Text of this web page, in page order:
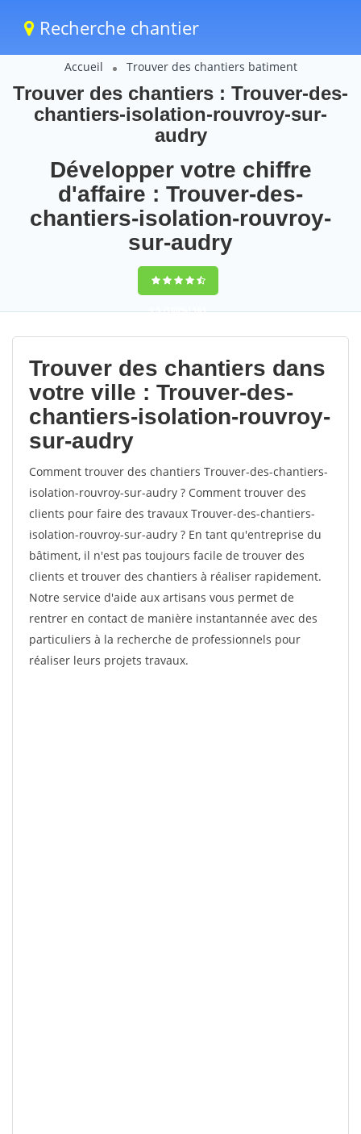
Recherche chantier
Accueil Trouver des chantiers batiment
Trouver des chantiers : Trouver-des-
chantiers-isolation-rouvroy-sur-
audry
Développer votre chiffre
d'affaire : Trouver-des-
chantiers-isolation-rouvroy-
sur-audry
9,5(100%)101
votes
Trouver des chantiers dans
votre ville : Trouver-des-
chantiers-isolation-rouvroy-
sur-audry
Comment trouver des chantiers Trouver-des-chantiers-
isolation-rouvroy-sur-audry ? Comment trouver des
clients pour faire des travaux Trouver-des-chantiers-
isolation-rouvroy-sur-audry ? En tant qu'entreprise du
bâtiment, il n'est pas toujours facile de trouver des
clients et trouver des chantiers à réaliser rapidement.
Notre service d'aide aux artisans vous permet de
rentrer en contact de manière instantannée avec des
particuliers à la recherche de professionnels pour
réaliser leurs projets travaux.